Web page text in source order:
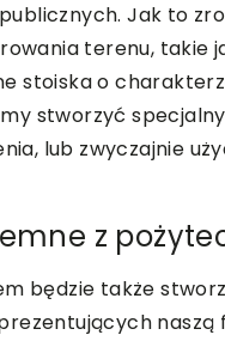
Jak to
terenu, takie
stoiska o
stworzyć
lub zwyczajnie
z
będzie także